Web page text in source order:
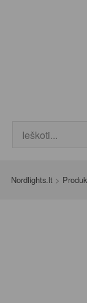
Nordlights.lt >